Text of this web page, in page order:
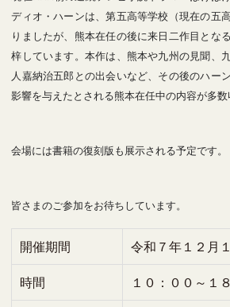
ディオ・ハーンは、第五高等学校（現在の五
りましたが、熊本在任の後に来日二作目とな
梓しています。本作は、熊本や九州の見聞、
人嘉納治五郎との出会いなど、その後のハー
影響を与えたとされる熊本在任中の内容が多数
会場には書籍の復刻版も展示される予定です。
皆さまのご参加をお待ちしています。
開催期間
令和７年１２月
時間
１０：００～１